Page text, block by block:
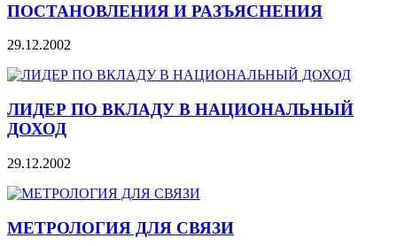
ПОСТАНОВЛЕНИЯ И РАЗЪЯСНЕНИЯ
29.12.2002
ЛИДЕР ПО ВКЛАДУ В НАЦИОНАЛЬНЫЙ
ДОХОД
29.12.2002
МЕТРОЛОГИЯ ДЛЯ СВЯЗИ